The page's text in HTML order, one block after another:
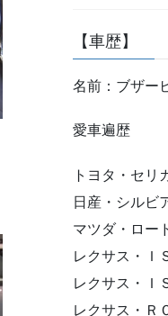
【車歴】
名前：ブザー
愛車遍歴
トヨタ・セリ
日産・シルビ
マツダ・ロー
レクサス・Ｉ
レクサス・Ｉ
レクサス・Ｒ